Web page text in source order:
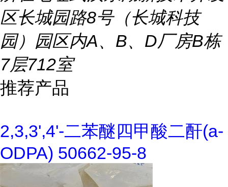
区长城园路8号（长城科技
园）园区内A、B、D厂房B栋
7层712室
推荐产品
2,3,3',4'-二苯醚四甲酸二酐(a-
ODPA) 50662-95-8